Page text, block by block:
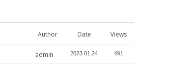
Author Date Views
admin 2023.01.24 491